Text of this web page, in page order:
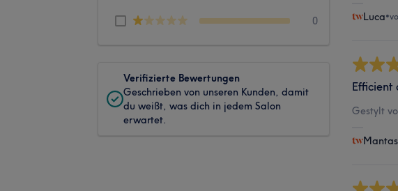
0
Verifizierte Bewertungen
Geschrieben von unseren Kunden, damit
du weißt, was dich in jedem Salon
erwartet.
Luca•
Efficient
Gestylt
Mantas